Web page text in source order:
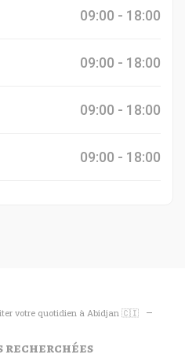
09:00 - 18:00
09:00 - 18:00
09:00 - 18:00
09:00 - 18:00
votre quotidien à Abidjan 🇨🇮
recherchées